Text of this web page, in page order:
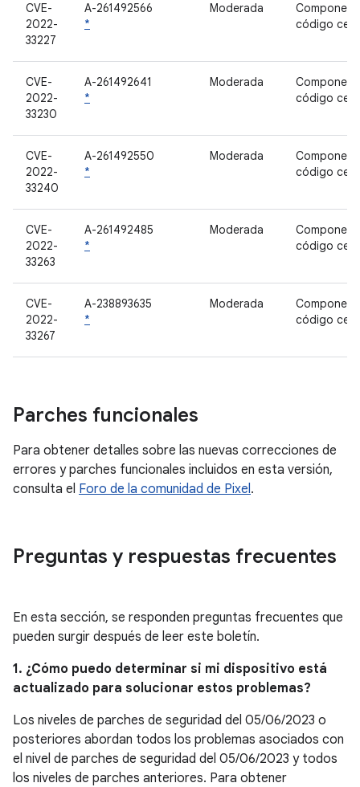
CVE-
2022-
33227
A-261492566
*
Moderada
código
CVE-
2022-
33230
A-261492641
*
Moderada
código
CVE-
2022-
33240
A-261492550
*
Moderada
código
CVE-
2022-
33263
A-261492485
*
Moderada
código
CVE-
2022-
33267
A-238893635
*
Moderada
código
Parches funcionales
Para obtener detalles sobre las nuevas correcciones de
errores y parches funcionales incluidos en esta versión,
consulta el Foro de la comunidad de Pixel.
Preguntas y respuestas frecuentes
En esta sección, se responden preguntas frecuentes que
pueden surgir después de leer este boletín.
1. ¿Cómo puedo determinar si mi dispositivo está
actualizado para solucionar estos problemas?
Los niveles de parches de seguridad del 05/06/2023 o
posteriores abordan todos los problemas asociados con
el nivel de parches de seguridad del 05/06/2023 y todos
los niveles de parches anteriores. Para obtener